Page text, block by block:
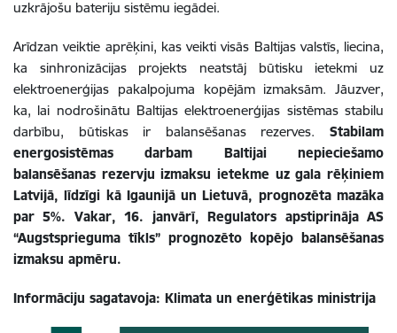
uzkrājošu bateriju sistēmu iegādei.
Arīdzan veiktie aprēķini, kas veikti visās Baltijas valstīs, liecina,
ka sinhronizācijas projekts neatstāj būtisku ietekmi uz
elektroenerģijas pakalpojuma kopējām izmaksām. Jāuzver,
ka, lai nodrošinātu Baltijas elektroenerģijas sistēmas stabilu
darbību, būtiskas ir balansēšanas rezerves. Stabilam
energosistēmas darbam Baltijai nepieciešamo
balansēšanas rezervju izmaksu ietekme uz gala rēķiniem
Latvijā, līdzīgi kā Igaunijā un Lietuvā, prognozēta mazāka
par 5%. Vakar, 16. janvārī, Regulators apstiprināja AS
“Augstsprieguma tīkls” prognozēto kopējo balansēšanas
izmaksu apmēru.
Informāciju sagatavoja: Klimata un enerģētikas ministrija